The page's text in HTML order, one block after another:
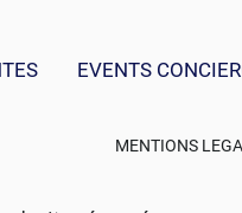
EVENTS
MENTIONS